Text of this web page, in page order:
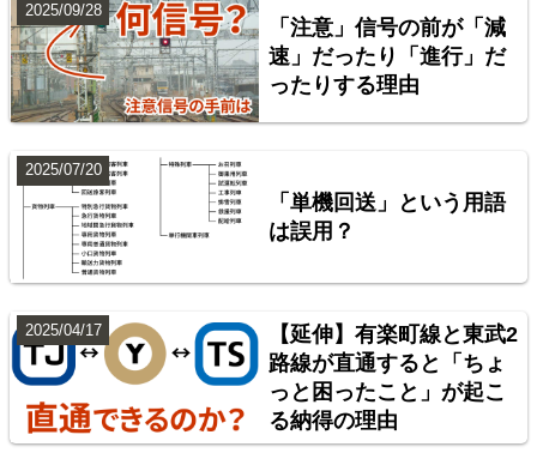
配線略図で辿る首都圏の回送列車2 特急型車両編
楽天市場 書泉 BOOTH
神奈川臨海鉄道配線略図 増補版
楽天市場 書泉 BOOTH
「注意」信号の前が「減
速」だったり「進行」だ
ったりする理由
2025/09/28
「単機回送」という用語
は誤用？
2025/07/20
【延伸】有楽町線と東武2
路線が直通すると「ちょ
っと困ったこと」が起こ
る納得の理由
2025/04/17